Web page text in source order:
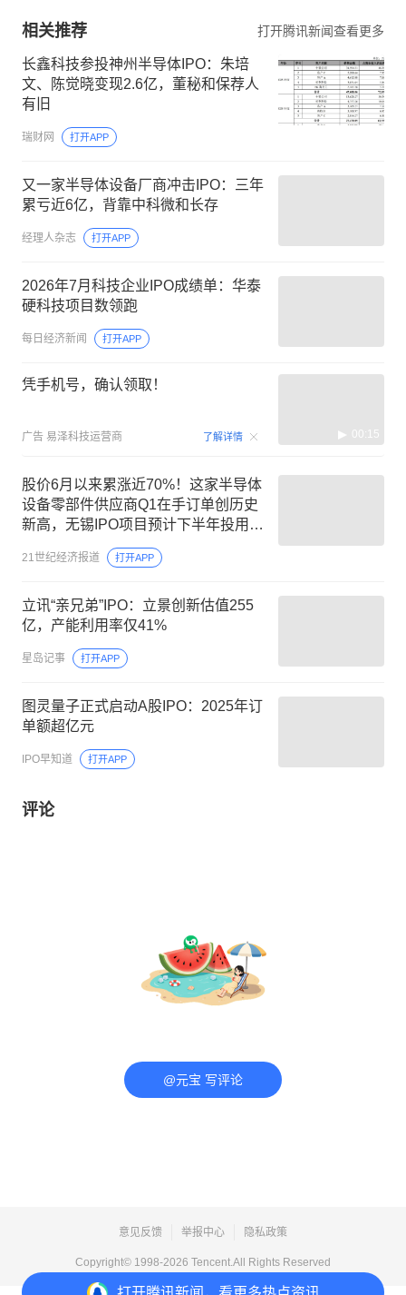
相关推荐 打开腾讯新闻查看更多
长鑫科技参投神州半导体IPO：朱培
文、陈觉晓变现2.6亿，董秘和保荐人
有旧
瑞财网 打开APP
又一家半导体设备厂商冲击IPO：三年
累亏近6亿，背靠中科微和长存
经理人杂志 打开APP
2026年7月科技企业IPO成绩单：华泰
硬科技项目数领跑
每日经济新闻 打开APP
凭手机号，确认领取！
广告 易泽科技运营商 了解详情 00:15
股价6月以来累涨近70%！这家半导体
设备零部件供应商Q1在手订单创历史
新高，无锡IPO项目预计下半年投用丨
21世纪经济报道 打开APP
立讯“亲兄弟”IPO：立景创新估值255
亿，产能利用率仅41%
星岛记事 打开APP
图灵量子正式启动A股IPO：2025年订
单额超亿元
IPO早知道 打开APP
评论
@元宝 写评论
意见反馈 举报中心 隐私政策
Copyright© 1998-2026 Tencent.All Rights Reserved